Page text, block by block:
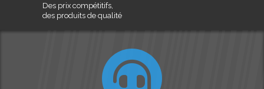
Des prix compétitifs,
des produits de qualité